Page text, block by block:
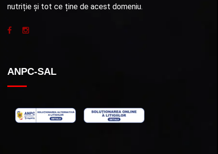
nutriție și tot ce ține de acest domeniu.
ANPC-SAL